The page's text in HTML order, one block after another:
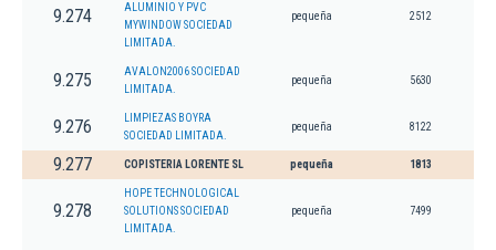
9.274
ALUMINIO Y PVC
MYWINDOW SOCIEDAD
LIMITADA.
pequeña 2512
9.275
AVALON2006 SOCIEDAD
LIMITADA.
pequeña 5630
9.276
LIMPIEZAS BOYRA
SOCIEDAD LIMITADA.
pequeña 8122
9.277 COPISTERIA LORENTE SL pequeña 1813
9.278
HOPE TECHNOLOGICAL
SOLUTIONS SOCIEDAD
LIMITADA.
pequeña 7499